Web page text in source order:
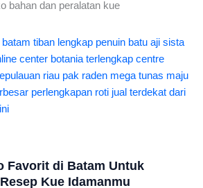
bahan dan peralatan kue
Favorit di Batam Untuk
Kue Idamanmu